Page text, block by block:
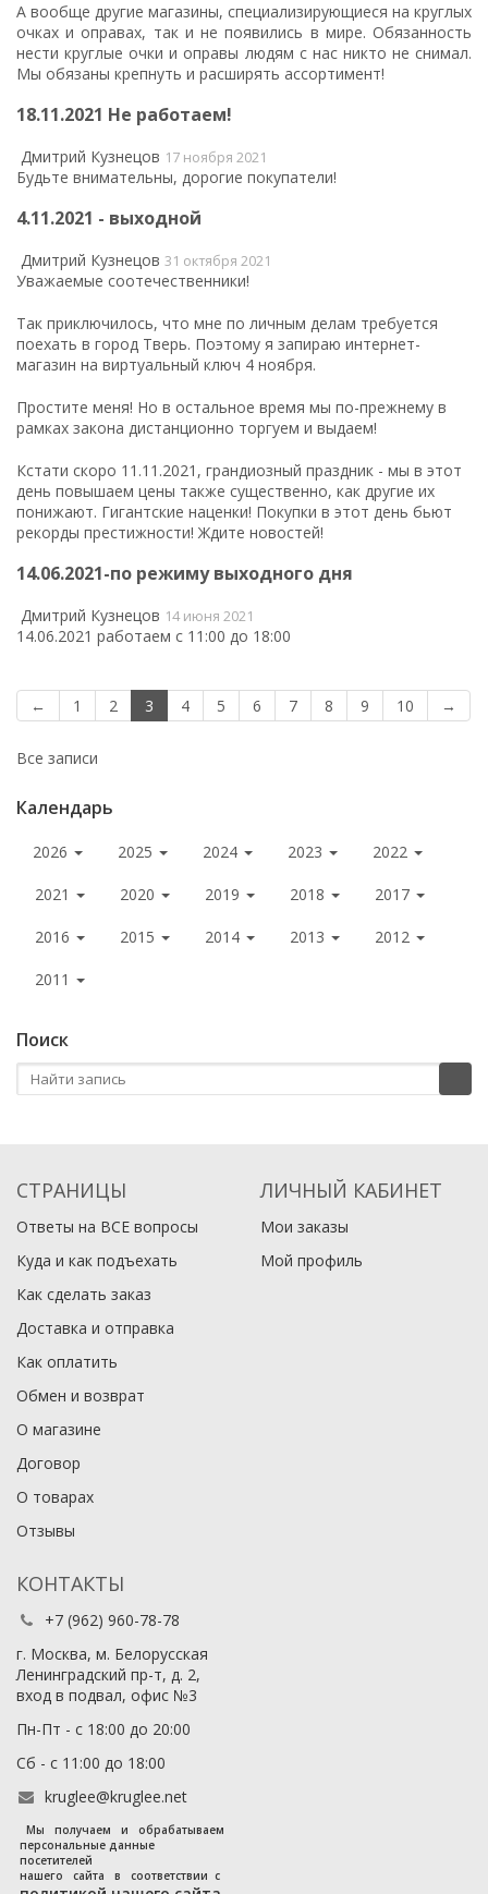
А вообще другие магазины, специализирующиеся на круглых
очках и оправах, так и не появились в мире. Обязанность
нести круглые очки и оправы людям с нас никто не снимал.
Мы обязаны крепнуть и расширять ассортимент!
18.11.2021 Не работаем!
Дмитрий Кузнецов 17 ноября 2021
Будьте внимательны, дорогие покупатели!
4.11.2021 - выходной
Дмитрий Кузнецов 31 октября 2021
Уважаемые соотечественники!
Так приключилось, что мне по личным делам требуется
поехать в город Тверь. Поэтому я запираю интернет-
магазин на виртуальный ключ 4 ноября.
Простите меня! Но в остальное время мы по-прежнему в
рамках закона дистанционно торгуем и выдаем!
Кстати скоро 11.11.2021, грандиозный праздник - мы в этот
день повышаем цены также существенно, как другие их
понижают. Гигантские наценки! Покупки в этот день бьют
рекорды престижности! Ждите новостей!
14.06.2021-по режиму выходного дня
Дмитрий Кузнецов 14 июня 2021
14.06.2021 работаем с 11:00 до 18:00
← 1 2 3 4 5 6 7 8 9 10 →
Все записи
Календарь
2026 2025 2024 2023 2022
2021 2020 2019 2018 2017
2016 2015 2014 2013 2012
2011
Поиск
СТРАНИЦЫ
Ответы на ВСЕ вопросы
Куда и как подъехать
Как сделать заказ
Доставка и отправка
Как оплатить
Обмен и возврат
О магазине
Договор
О товарах
Отзывы
ЛИЧНЫЙ КАБИНЕТ
Мои заказы
Мой профиль
КОНТАКТЫ
+7 (962) 960-78-78
г. Москва, м. Белорусская
Ленинградский пр-т, д. 2,
вход в подвал, офис №3
Пн-Пт - с 18:00 до 20:00
Сб - с 11:00 до 18:00
kruglee@kruglee.net
Мы получаем и обрабатываем
персональные данные
посетителей
нашего сайта в соответствии с